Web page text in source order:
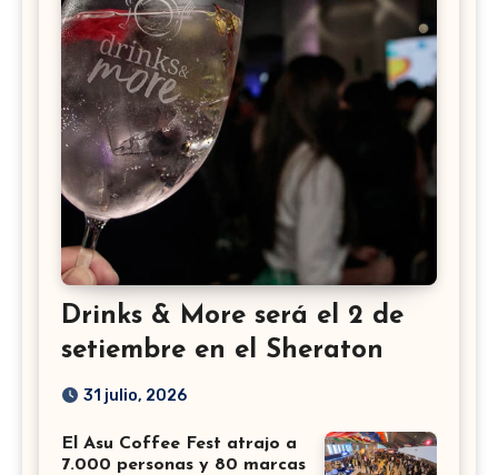
Drinks & More será el 2 de
setiembre en el Sheraton
31 julio, 2026
El Asu Coffee Fest atrajo a
7.000 personas y 80 marcas